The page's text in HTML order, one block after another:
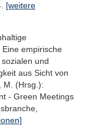
[weitere
empirische
und
aus Sicht von
M. (Hrsg.):
- Green Meetings